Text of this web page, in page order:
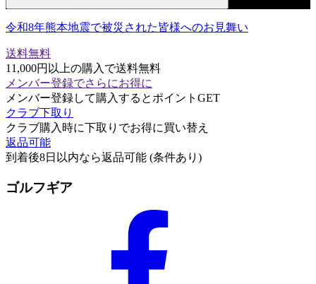
令和8年熊本地震で被災された皆様へのお見舞い
送料無料
11,000円以上の購入で送料無料
メンバー登録でさらにお得に
メンバー登録して購入するとポイントGET
クラブ下取り
クラブ購入時に下取りでお得に買い替え
返品可能
到着後8日以内なら返品可能 (条件あり)
ゴルフギア